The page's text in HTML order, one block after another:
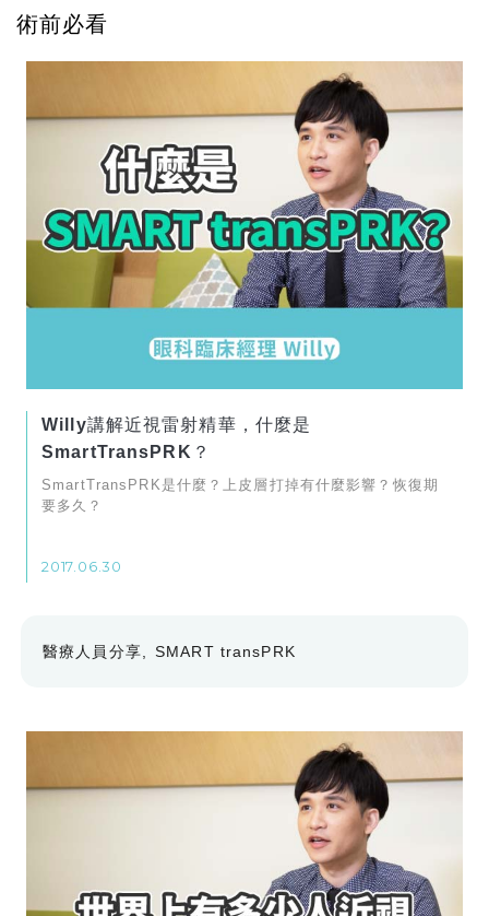
術前必看
Willy講解近視雷射精華，什麼是
SmartTransPRK？
SmartTransPRK是什麼？上皮層打掉有什麼影響？恢復期
要多久？
2017.06.30
醫療人員分享 SMART transPRK